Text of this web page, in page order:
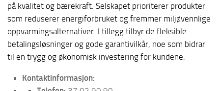
på kvalitet og bærekraft. Selskapet prioriterer produkter
som reduserer energiforbruket og fremmer miljøvennlige
oppvarmingsalternativer. I tillegg tilbyr de fleksible
betalingsløsninger og gode garantivilkår, noe som bidrar
til en trygg og økonomisk investering for kundene.
Kontaktinformasjon: